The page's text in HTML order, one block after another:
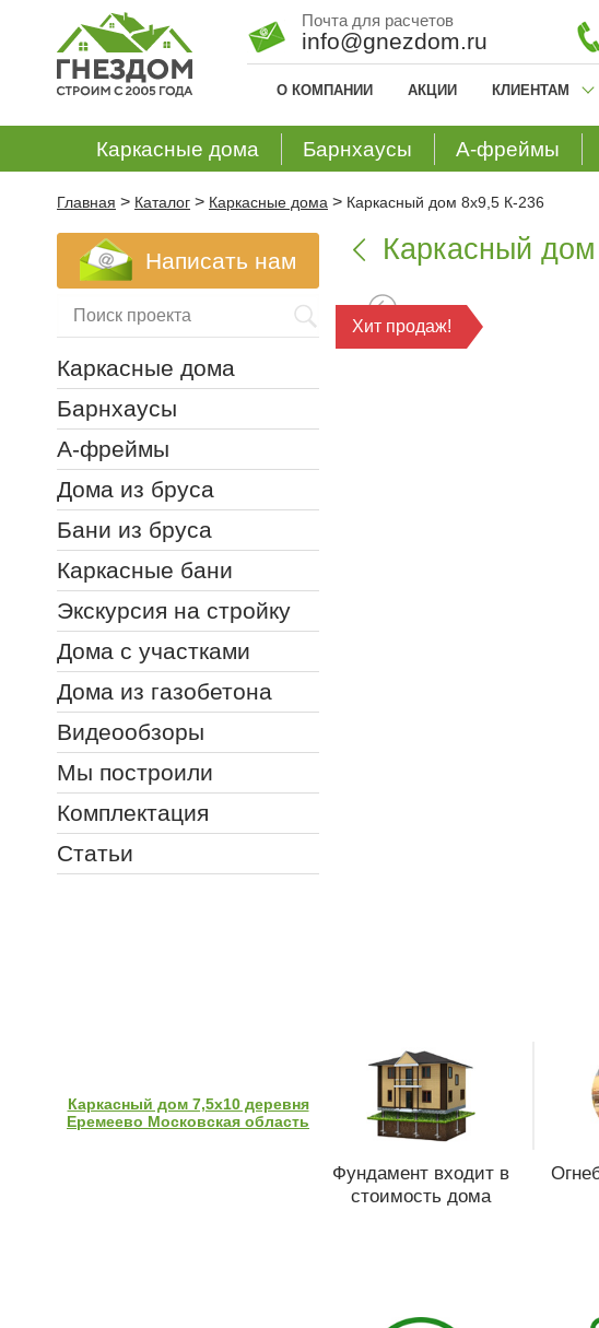
Почта для расчетов
info@gnezdom.ru
О КОМПАНИИ АКЦИИ КЛИЕНТАМ
Каркасные дома Барнхаусы А-фреймы
Главная > Каталог > Каркасные дома > Каркасный дом 8х9,5 К-236
 Каркасный
Хит продаж!
Фундамент входит в
стоимость дома
Написать нам
Каркасные дома
Барнхаусы
А-фреймы
Дома из бруса
Бани из бруса
Каркасные бани
Экскурсия на стройку
Дома с участками
Дома из газобетона
Видеообзоры
Мы построили
Комплектация
Статьи
Каркасный дом 7,5х10 деревня
Еремеево Московская область